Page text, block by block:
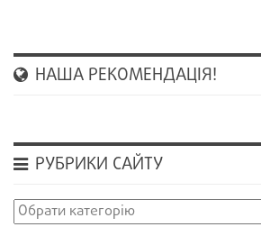
НАША РЕКОМЕНДАЦІЯ!
РУБРИКИ САЙТУ
Рубрики